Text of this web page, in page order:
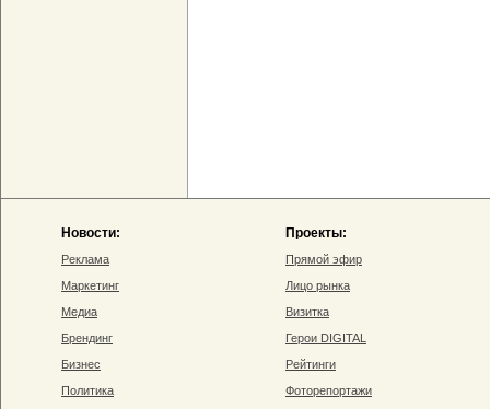
Новости:
Реклама
Маркетинг
Медиа
Брендинг
Бизнес
Политика
Проекты:
Прямой эфир
Лицо рынка
Визитка
Герои DIGITAL
Рейтинги
Фоторепортажи